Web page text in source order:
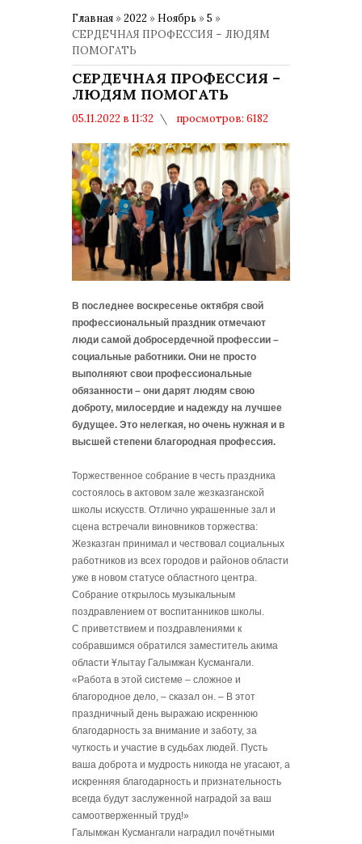
Главная »2022 » Ноябрь »5 »
СЕРДЕЧНАЯ ПРОФЕССИЯ – ЛЮДЯМ
ПОМОГАТЬ
СЕРДЕЧНАЯ ПРОФЕССИЯ –
ЛЮДЯМ ПОМОГАТЬ
05.11.2022 в 11:32
просмотров: 6182
В последнее воскресенье октября свой
профессиональный праздник отмечают
люди самой добросердечной профессии –
социальные работники. Они не просто
выполняют свои профессиональные
обязанности – они дарят людям свою
доброту, милосердие и надежду на лучшее
будущее. Это нелегкая, но очень нужная и в
высшей степени благородная профессия.
Торжественное собрание в честь праздника
состоялось в актовом зале жезказганской
школы искусств. Отлично украшенные зал и
сцена встречали виновников торжества:
Жезказган принимал и чествовал социальных
работников из всех городов и районов области
уже в новом статусе областного центра.
Собрание открылось музыкальным
поздравлением от воспитанников школы.
С приветствием и поздравлениями к
собравшимся обратился заместитель акима
области Ұлытау Галымжан Кусмангали.
«Работа в этой системе – сложное и
благородное дело, – сказал он. – В этот
праздничный день выражаю искреннюю
благодарность за внимание и заботу, за
чуткость и участие в судьбах людей. Пусть
ваша доброта и мудрость никогда не угасают, а
искренняя благодарность и признательность
всегда будут заслуженной наградой за ваш
самоотверженный труд!»
Галымжан Кусмангали наградил почётными